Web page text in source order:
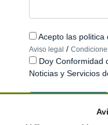
Acepto las politica
Aviso legal /
Doy Conformidad
Noticias y Servicios